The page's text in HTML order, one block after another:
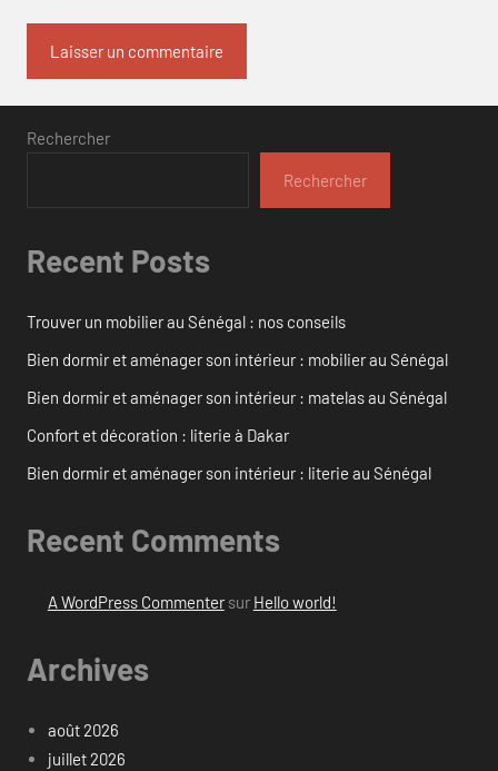
Rechercher
Rechercher
Recent Posts
Trouver un mobilier au Sénégal : nos conseils
Bien dormir et aménager son intérieur : mobilier au Sénégal
Bien dormir et aménager son intérieur : matelas au Sénégal
Confort et décoration : literie à Dakar
Bien dormir et aménager son intérieur : literie au Sénégal
Recent Comments
A WordPress Commentersur Hello world!
Archives
août 2026
juillet 2026